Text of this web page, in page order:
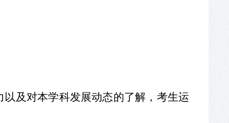
及对本学科发展动态的了解，考生运